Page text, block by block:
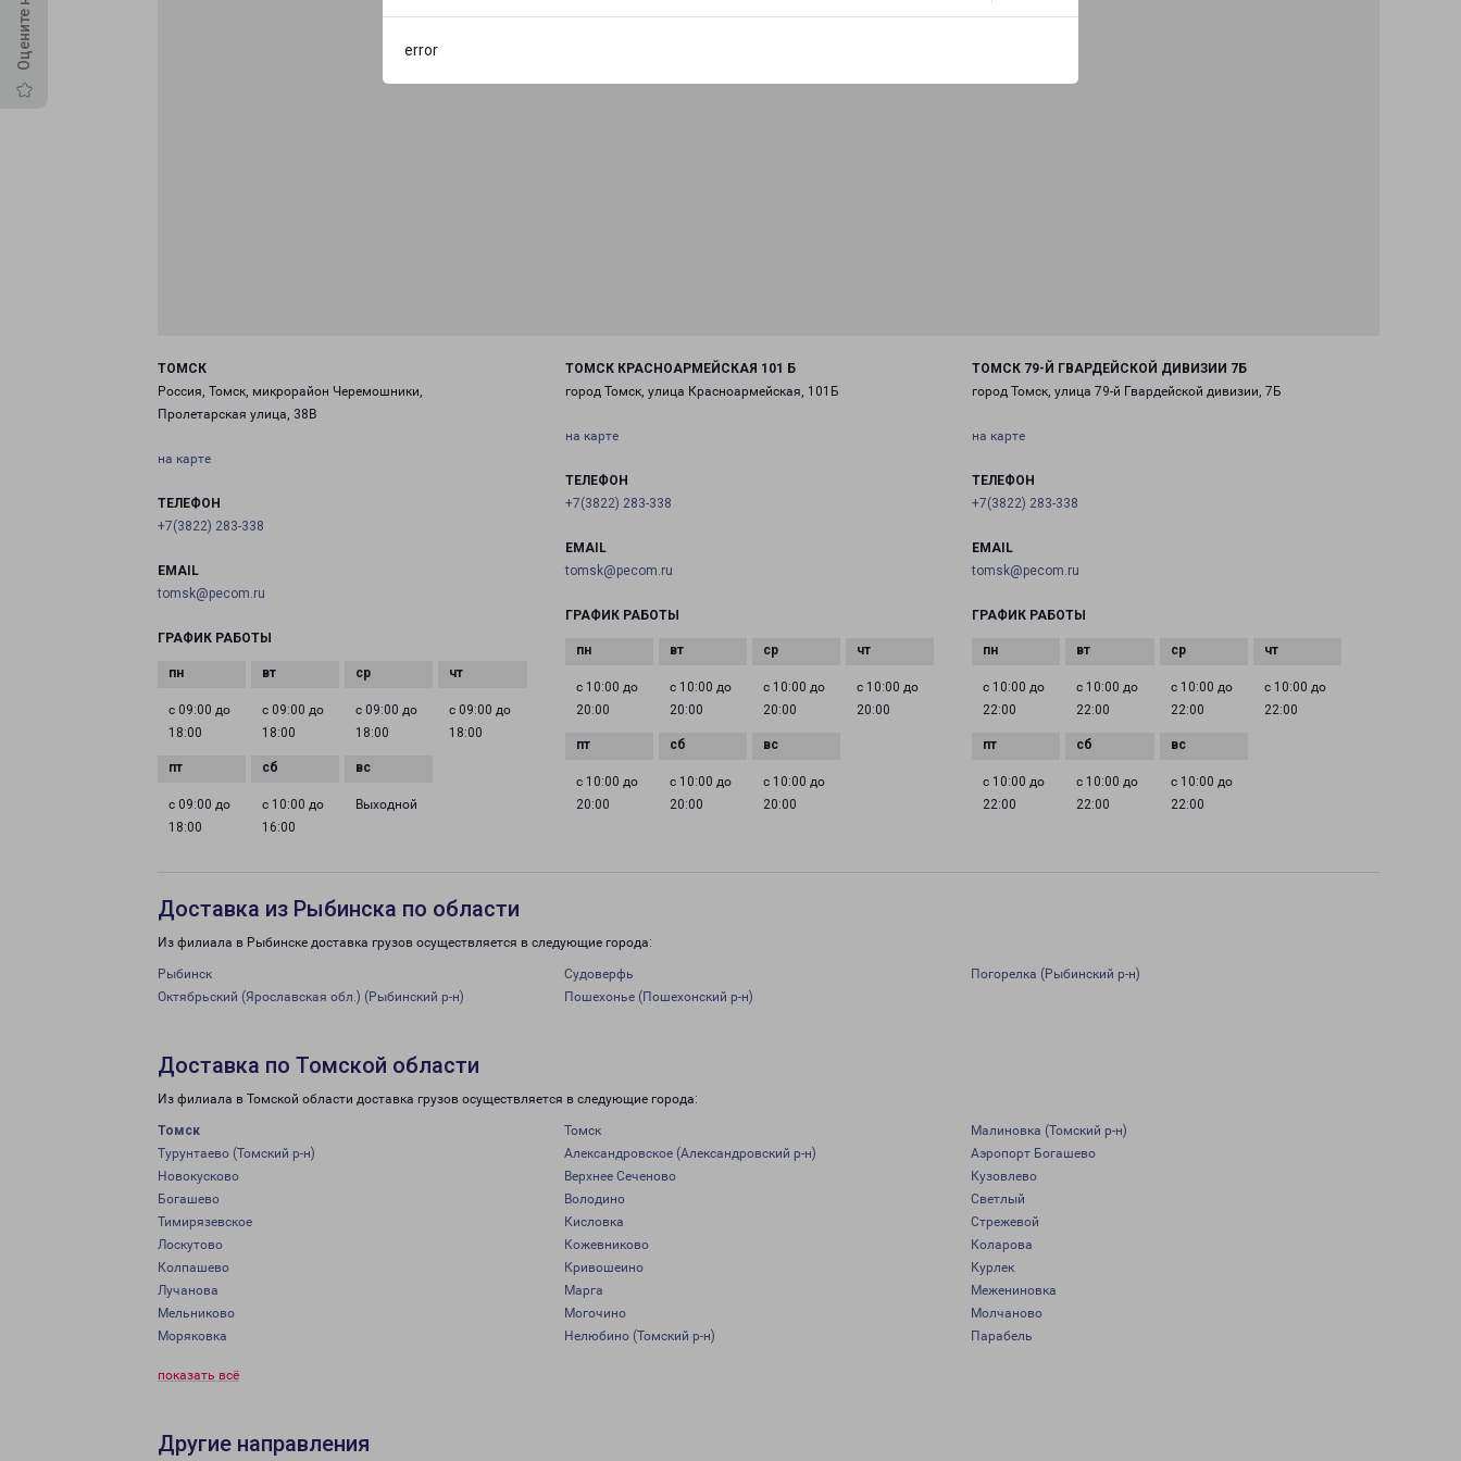
error
ТОМСК
Россия, Томск, микрорайон Черемошники,
Пролетарская улица, 38В
на карте
ТЕЛЕФОН
+7(3822) 283-338
EMAIL
tomsk@pecom.ru
ГРАФИК РАБОТЫ
с 09:00 до
18:00
с 09:00 до
18:00
с 09:00 до
18:00
с 09:00 до
18:00
с 09:00 до
18:00
с 10:00 до
16:00
Выходной
ТОМСК КРАСНОАРМЕЙСКАЯ 101 Б
город Томск, улица Красноармейская, 101Б
на карте
ТЕЛЕФОН
+7(3822) 283-338
EMAIL
tomsk@pecom.ru
ГРАФИК РАБОТЫ
с 10:00 до
20:00
с 10:00 до
20:00
с 10:00 до
20:00
с 10:00 до
20:00
с 10:00 до
20:00
с 10:00 до
20:00
с 10:00 до
20:00
ТОМСК 79-Й ГВАРДЕЙСКОЙ ДИВИЗИИ 7Б
город Томск, улица 79-й Гвардейской дивизии, 7Б
на карте
ТЕЛЕФОН
+7(3822) 283-338
EMAIL
tomsk@pecom.ru
ГРАФИК РАБОТЫ
с 10:00 до
22:00
с 10:00 до
22:00
с 10:00 до
22:00
с 10:00 до
22:00
с 10:00 до
22:00
с 10:00 до
22:00
с 10:00 до
22:00
Доставка из Рыбинска по области
Из филиала в Рыбинске доставка грузов осуществляется в следующие города:
Рыбинск Судоверфь
Погорелка (Рыбинский р-н)
Октябрьский (Ярославская обл.) (Рыбинский р-н)
Пошехонье (Пошехонский р-н)
Доставка по Томской области
Из филиала в Томской области доставка грузов осуществляется в следующие города:
Томск Томск
Малиновка (Томский р-н)
Турунтаево (Томский р-н)
Александровское (Александровский р-н)
Аэропорт Богашево
Новокусково
Верхнее Сеченово
Кузовлево
Богашево
Володино
Светлый
Тимирязевское
Кисловка
Стрежевой
Лоскутово
Кожевниково
Коларова
Колпашево
Кривошеино
Курлек
Лучанова
Марга
Межениновка
Мельниково
Могочино
Молчаново
Моряковка
Нелюбино (Томский р-н) Парабель
показать всё
Другие направления